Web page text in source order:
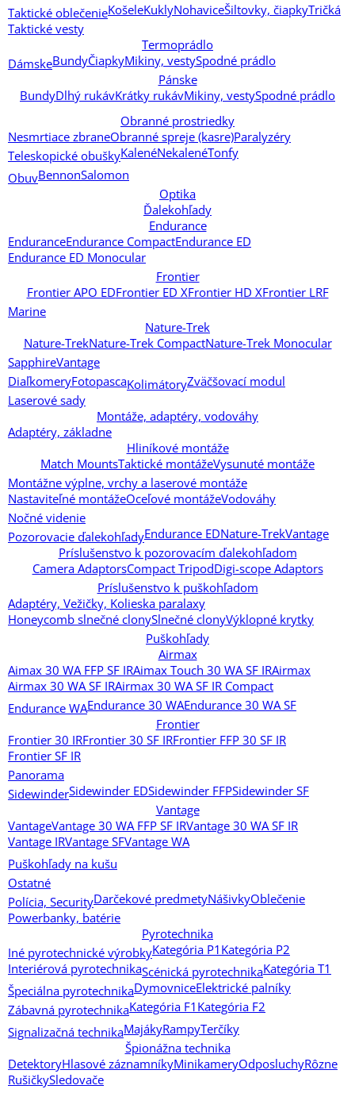
Taktické oblečenieKošeleKuklyNohaviceŠiltovky, čiapkyTričká
Taktické vesty
Termoprádlo
DámskeBundyČiapkyMikiny, vestySpodné prádlo
Pánske
BundyDlhý rukávKrátky rukávMikiny, vestySpodné prádlo
Obranné prostriedky
Nesmrtiace zbraneObranné spreje (kasre)Paralyzéry
Teleskopické obuškyKalenéNekalenéTonfy
ObuvBennonSalomon
Optika
Ďalekohľady
Endurance
EnduranceEndurance CompactEndurance ED
Endurance ED Monocular
Frontier
Frontier APO EDFrontier ED XFrontier HD XFrontier LRF
Marine
Nature-Trek
Nature-TrekNature-Trek CompactNature-Trek Monocular
SapphireVantage
DiaľkomeryFotopascaKolimátoryZväčšovací modul
Laserové sady
Montáže, adaptéry, vodováhy
Adaptéry, základne
Hliníkové montáže
Match MountsTaktické montážeVysunuté montáže
Montážne výplne, vrchy a laserové montáže
Nastaviteľné montážeOceľové montážeVodováhy
Nočné videnie
Pozorovacie ďalekohľadyEndurance EDNature-TrekVantage
Príslušenstvo k pozorovacím ďalekohľadom
Camera AdaptorsCompact TripodDigi-scope Adaptors
Príslušenstvo k puškohľadom
Adaptéry, Vežičky, Kolieska paralaxy
Honeycomb slnečné clonySlnečné clonyVýklopné krytky
Puškohľady
Airmax
Aimax 30 WA FFP SF IRAimax Touch 30 WA SF IRAirmax
Airmax 30 WA SF IRAirmax 30 WA SF IR Compact
Endurance WAEndurance 30 WAEndurance 30 WA SF
Frontier
Frontier 30 IRFrontier 30 SF IRFrontier FFP 30 SF IR
Frontier SF IR
Panorama
SidewinderSidewinder EDSidewinder FFPSidewinder SF
Vantage
VantageVantage 30 WA FFP SF IRVantage 30 WA SF IR
Vantage IRVantage SFVantage WA
Puškohľady na kušu
Ostatné
Polícia, SecurityDarčekové predmetyNášivkyOblečenie
Powerbanky, batérie
Pyrotechnika
Iné pyrotechnické výrobkyKategória P1 Kategória P2
Interiérová pyrotechnikaScénická pyrotechnikaKategória T1
Špeciálna pyrotechnikaDymovniceElektrické palníky
Zábavná pyrotechnikaKategória F1 Kategória F2
Signalizačná technikaMajákyRampyTerčíky
Špionážna technika
DetektoryHlasové záznamníkyMinikameryOdposluchyRôzne
RušičkySledovače